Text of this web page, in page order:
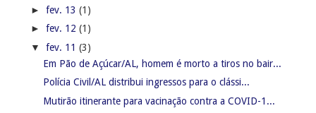
► fev. 13 (1)
► fev. 12 (1)
▼ fev. 11 (3)
Em Pão de Açúcar/AL, homem é morto a tiros no bair...
Polícia Civil/AL distribui ingressos para o clássi...
Mutirão itinerante para vacinação contra a COVID-1...